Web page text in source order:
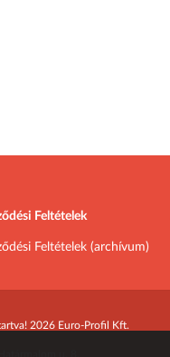
Feltételek
Feltételek (archívum)
2026 Euro-Profil Kft.